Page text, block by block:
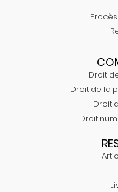
Droit
Droit de la
Droit
Droit